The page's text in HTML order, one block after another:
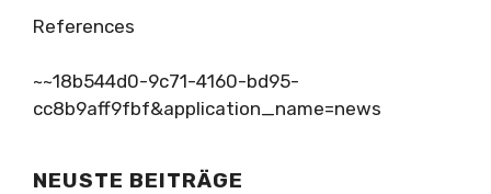
References
~~18b544d0-9c71-4160-bd95-
cc8b9aff9fbf&application_name=news
NEUSTE BEITRÄGE